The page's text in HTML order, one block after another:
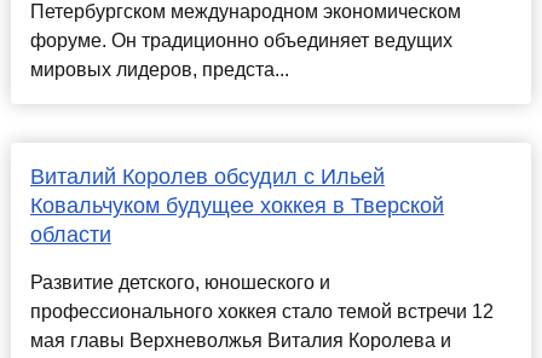
Петербургском международном экономическом
форуме. Он традиционно объединяет ведущих
мировых лидеров, предста...
Виталий Королев обсудил с Ильей
Ковальчуком будущее хоккея в Тверской
области
Развитие детского, юношеского и
профессионального хоккея стало темой встречи 12
мая главы Верхневолжья Виталия Королева и